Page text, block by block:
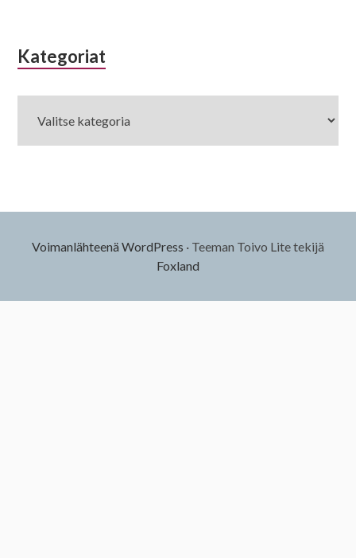
Kategoriat
Voimanlähteenä WordPress · Teeman Toivo Lite tekijä
Foxland